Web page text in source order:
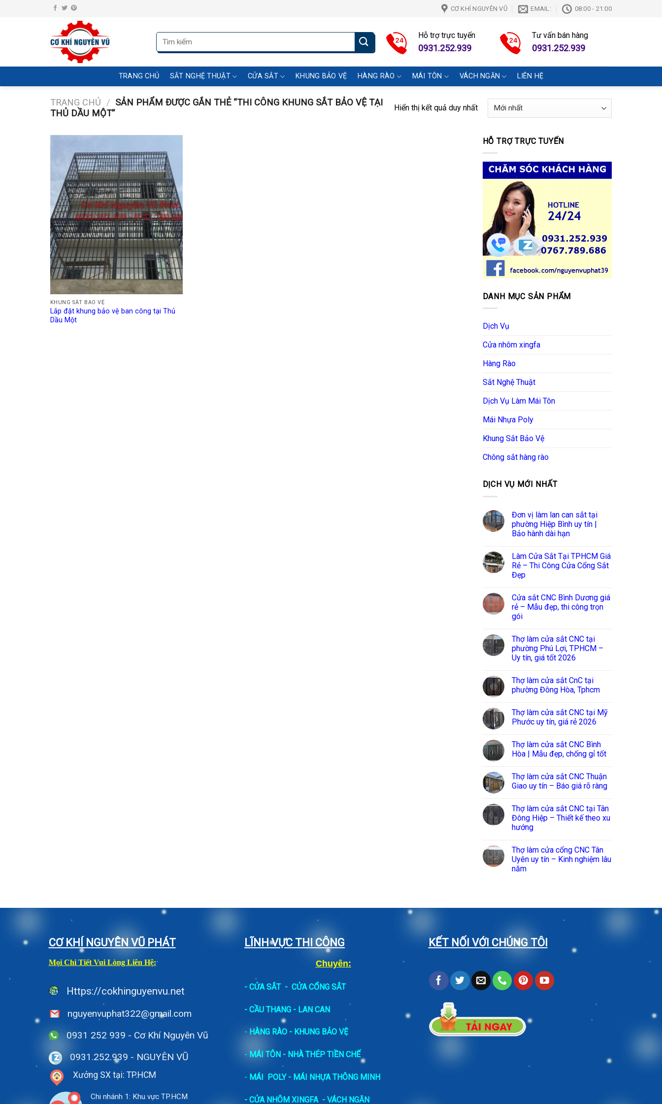
CƠ KHÍ NGUYÊN VŨ EMAIL: 08:00 - 21:00
Tìm
kiếm:
Hỗ trợ trực tuyến
0931.252.939
Tư vấn bán hàng
0931.252.939
TRANG CHỦ SẮT NGHỆ THUẬT CỬA SẮT KHUNG BẢO VỆ HÀNG RÀO MÁI TÔN VÁCH NGĂN LIÊN HỆ
TRANG CHỦ / SẢN PHẨM ĐƯỢC GẮN THẺ “THI CÔNG KHUNG SẮT BẢO VỆ TẠI
THỦ DẦU MỘT”
Hiển thị kết quả duy nhất
KHUNG SẮT BẢO VỆ
Lắp đặt khung bảo vệ ban công tại Thủ
Dầu Một
HỖ TRỢ TRỰC TUYẾN
DANH MỤC SẢN PHẨM
Dịch Vụ
Cửa nhôm xingfa
Hàng Rào
Sắt Nghệ Thuật
Dịch Vụ Làm Mái Tôn
Mái Nhựa Poly
Khung Sắt Bảo Vệ
Chông sắt hàng rào
DỊCH VỤ MỚI NHẤT
Đơn vị làm lan can sắt tại
phường Hiệp Bình uy tín |
Bảo hành dài hạn
Làm Cửa Sắt Tại TPHCM Giá
Rẻ – Thi Công Cửa Cổng Sắt
Đẹp
Cửa sắt CNC Bình Dương giá
rẻ – Mẫu đẹp, thi công trọn
gói
Thợ làm cửa sắt CNC tại
phường Phú Lợi, TPHCM –
Uy tín, giá tốt 2026
Thợ làm cửa sắt CnC tại
phường Đông Hòa, Tphcm
Thợ làm cửa sắt CNC tại Mỹ
Phước uy tín, giá rẻ 2026
Thợ làm cửa sắt CNC Bình
Hòa | Mẫu đẹp, chống gỉ tốt
Thợ làm cửa sắt CNC Thuận
Giao uy tín – Báo giá rõ ràng
Thợ làm cửa sắt CNC tại Tân
Đông Hiệp – Thiết kế theo xu
hướng
Thợ làm cửa cổng CNC Tân
Uyên uy tín – Kinh nghiệm lâu
năm
CƠ KHÍ NGUYÊN VŨ PHÁT
Mọi Chi Tiết Vui Lòng Liên Hệ:
Https://cokhinguyenvu.net
nguyenvuphat322@gmail.com
0931 252 939 - Cơ Khí Nguyên Vũ
0931.252.939 - NGUYÊN VŨ
Xưởng SX tại: TP.HCM
Chi nhánh 1: Khu vực TP.HCM
LĨNH VỰC THI CÔNG
Chuyên:
-CỬA SẮT-CỬA CỔNG SẮT
- CẦU THANG - LAN CAN
- HÀNG RÀO - KHUNG BẢO VỆ
- MÁI TÔN - NHÀ THÉP TIỀN CHẾ
- MÁI POLY - MÁI NHỰA THÔNG MINH
- CỬA NHÔM XINGFA - VÁCH NGĂN
KẾT NỐI VỚI CHÚNG TÔI